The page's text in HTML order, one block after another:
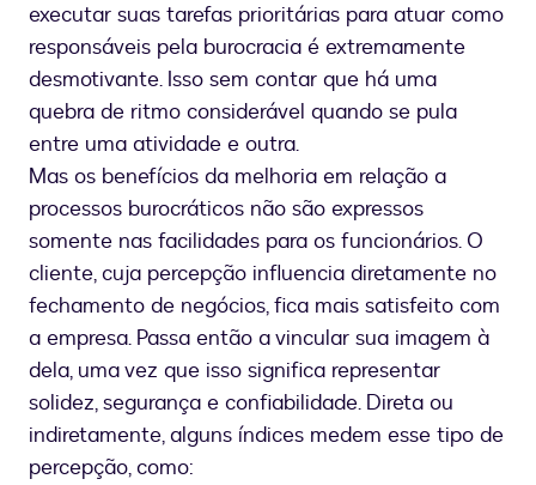
executar suas tarefas prioritárias para atuar como
responsáveis pela burocracia é extremamente
desmotivante. Isso sem contar que há uma
quebra de ritmo considerável quando se pula
entre uma atividade e outra.
Mas os benefícios da melhoria em relação a
processos burocráticos não são expressos
somente nas facilidades para os funcionários. O
cliente, cuja percepção influencia diretamente no
fechamento de negócios, fica mais satisfeito com
a empresa. Passa então a vincular sua imagem à
dela, uma vez que isso significa representar
solidez, segurança e confiabilidade. Direta ou
indiretamente, alguns índices medem esse tipo de
percepção, como: